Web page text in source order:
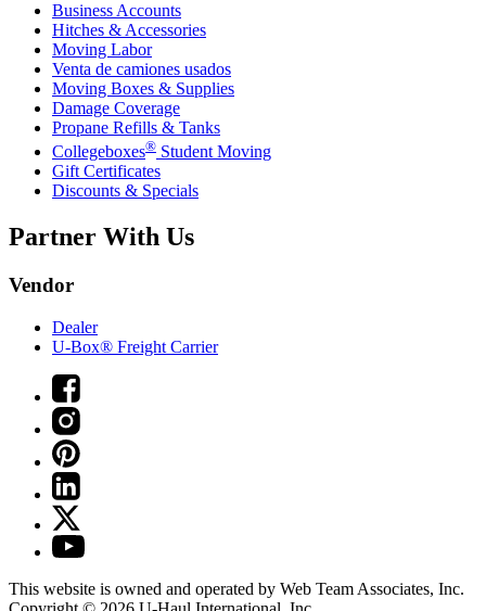
Business Accounts
Hitches & Accessories
Moving Labor
Venta de camiones usados
Moving Boxes & Supplies
Damage Coverage
Propane Refills & Tanks
Collegeboxes® Student Moving
Gift Certificates
Discounts & Specials
Partner With Us
Vendor
Dealer
U-Box® Freight Carrier
This website is owned and operated by Web Team Associates, Inc.